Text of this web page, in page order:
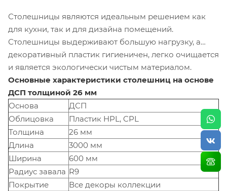
Столешницы являются идеальным решением как
для кухни, так и для дизайна помещений.
Столешницы выдерживают большую нагрузку, а
декоративный пластик гигиеничен, легко очищается
и является экологически чистым материалом.
Основные характеристики столешниц на основе
ДСП толщиной 26 мм
Основа
ДСП
Облицовка
Пластик HPL, CPL
Толщина
26 мм
Длина
3000 мм
Ширина
600 мм
Радиус завала R9
Покрытие
Все декоры коллекции